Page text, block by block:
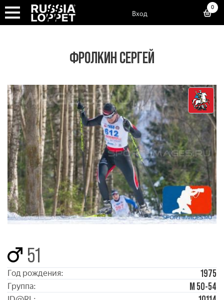
Вход
0
ФРОЛКИН СЕРГЕЙ
51
Год рождения: 1975
Группа: М 50-54